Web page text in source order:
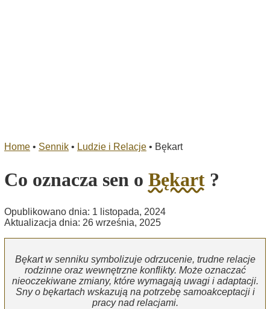
Home • Sennik • Ludzie i Relacje • Bękart
Co oznacza sen o Bękart ?
Opublikowano dnia: 1 listopada, 2024
Aktualizacja dnia: 26 września, 2025
Bękart w senniku symbolizuje odrzucenie, trudne relacje
rodzinne oraz wewnętrzne konflikty. Może oznaczać
nieoczekiwane zmiany, które wymagają uwagi i adaptacji.
Sny o bękartach wskazują na potrzebę samoakceptacji i
pracy nad relacjami.